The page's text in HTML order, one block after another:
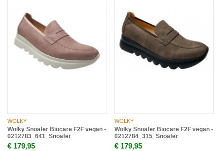
WOLKY
Wolky Snoafer Biocare F2F vegan -
0212783_641_Snoafer
€ 179,95
WOLKY
Wolky Snoafer Biocare F2F vegan -
0212784_315_Snoafer
€ 179,95